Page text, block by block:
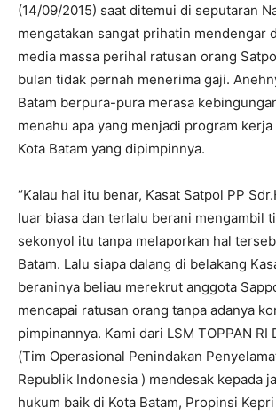
(14/09/2015) saat ditemui di seputaran
mengatakan sangat prihatin mendengar
media massa perihal ratusan orang
bulan tidak pernah menerima gaji.
Batam berpura-pura merasa
menahu apa yang menjadi program
Kota Batam yang dipimpinnya.
“Kalau hal itu benar, Kasat Satpol PP
luar biasa dan terlalu berani mengambil
sekonyol itu tanpa melaporkan hal
Batam. Lalu siapa dalang di belakang
beraninya beliau merekrut anggota
mencapai ratusan orang tanpa adanya
pimpinannya. Kami dari LSM TOPPAN RI
(Tim Operasional Penindakan
Republik Indonesia ) mendesak kepada
hukum baik di Kota Batam, Propinsi